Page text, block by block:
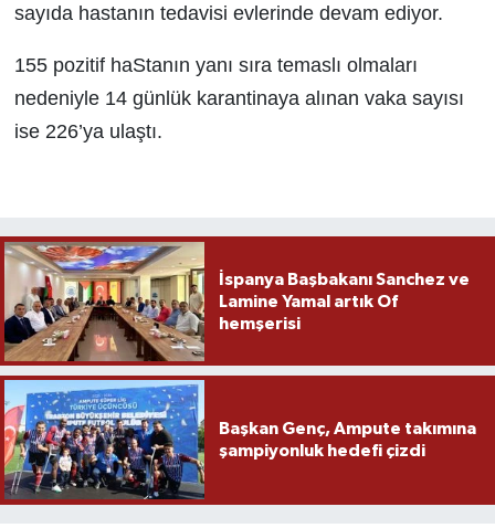
sayıda hastanın tedavisi evlerinde devam ediyor.
155 pozitif haStanın yanı sıra temaslı olmaları
nedeniyle 14 günlük karantinaya alınan vaka sayısı
ise 226’ya ulaştı.
İspanya Başbakanı Sanchez ve
Lamine Yamal artık Of
hemşerisi
Başkan Genç, Ampute takımına
şampiyonluk hedefi çizdi